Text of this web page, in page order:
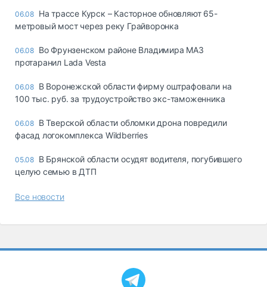
06.08 На трассе Курск – Касторное обновляют 65-
метровый мост через реку Грайворонка
06.08 Во Фрунзенском районе Владимира МАЗ
протаранил Lada Vesta
06.08 В Воронежской области фирму оштрафовали на
100 тыс. руб. за трудоустройство экс-таможенника
06.08 В Тверской области обломки дрона повредили
фасад логокомплекса Wildberries
05.08 В Брянской области осудят водителя, погубившего
целую семью в ДТП
Все новости